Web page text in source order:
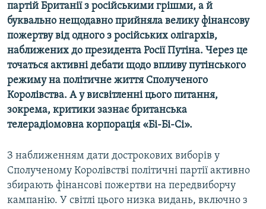
партій Британії з російськими грішми, а й
буквально нещодавно прийняла велику фінансову
пожертву від одного з російських олігархів,
наближених до президента Росії Путіна. Через це
точаться активні дебати щодо впливу путінського
режиму на політичне життя Сполученого
Королівства. А у висвітленні цього питання,
зокрема, критики зазнає британська
телерадіомовна корпорація «Бі-Бі-Сі».
З наближенням дати дострокових виборів у
Сполученому Королівстві політичні партії активно
збирають фінансові пожертви на передвиборчу
кампанію. У світлі цього низка видань, включно з